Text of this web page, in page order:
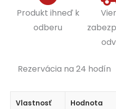
Produkt ihneď k
odberu
Rezervácia na 24 hodín
Vlastnosť Hodnota